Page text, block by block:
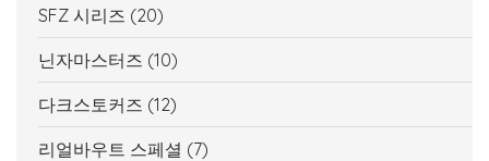
SFZ 시리즈 (20)
닌자마스터즈 (10)
다크스토커즈 (12)
리얼바우트 스페셜 (7)